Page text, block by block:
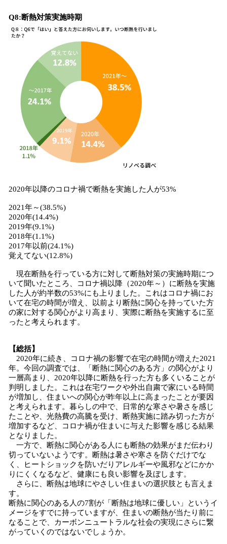
Q8:断熱対策実施時期
2020年以降のコロナ禍で断熱を実施した人が53%
2021年～(38.5%)
2020年(14.4%)
2019年(9.1%)
2018年(1.1%)
2017年以前(24.1%)
覚えてない(12.8%)
現在断熱を行っている方に対して断熱対策の実施時期につ
いて聞いたところ、コロナ禍以降（2020年～）に断熱を実施
した人が約半数の53%にも上りました。これはコロナ禍にお
いて在宅の時間が増え、以前より断熱に関心を持っていた方
の家に対する関心がより高まり、実際に断熱を実施するに至
ったと考えられます。
【総括】
2020年に続き、コロナ禍の影響で在宅の時間が増えた2021
年。今回の調査では、「断熱に関心のある方」の関心がより
一層高まり、2020年以降に断熱を行った方も多くいることが
判明しました。これは在宅ワークや外出自粛で家にいる時間
が増加し、住まいへの関心が昨年以上に高まったことが要因
と考えられます。暮らしの中で、日常的な寒さや暑さを感じ
たことや、光熱費の高騰を受け、断熱実施に踏み切った方が
増加するなど、コロナ禍が住まいに与えた影響を感じる結果
となりました。
一方で、断熱に関心がある人にも断熱の効果がまだ伝わり
切っていないようです。断熱は暑さや寒さを防ぐだけでな
く、ヒートショックを防いだりアレルギーや風邪などにかか
りにくくなるなど、健康にも良い影響を及ぼします。
さらに、断熱は地球にやさしい住まいの選択肢とも言えま
す。
断熱に関心のある人の7割が「断熱は地球に優しい」というイ
メージをすでに持っていますが、住まいの断熱が当たり前に
なることで、カーボンニュートラルな社会の実現にさらに繋
がっていくのではないでしょうか。